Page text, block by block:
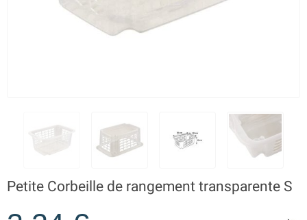
Petite Corbeille de rangement transparente S